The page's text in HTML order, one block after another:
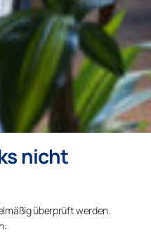
nicht
überprüft werden.